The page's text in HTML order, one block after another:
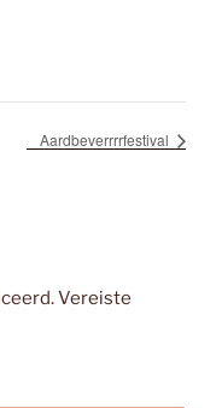
Aardbeverrrrfestival
Vereiste